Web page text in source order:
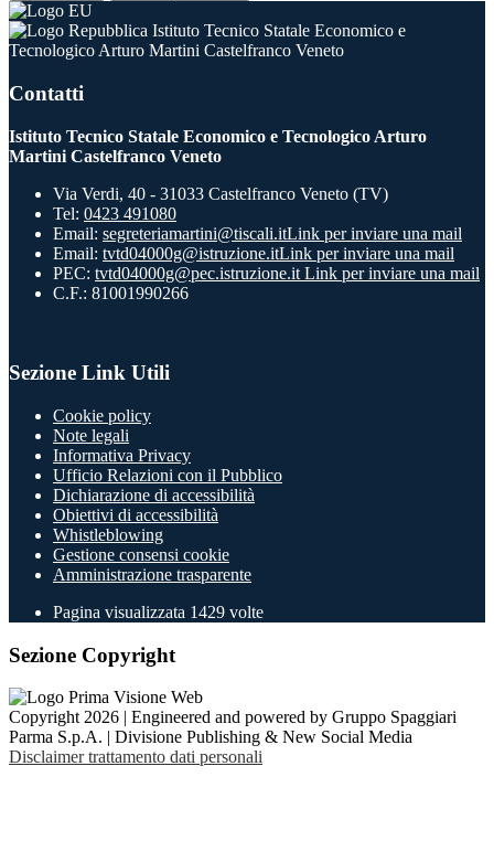
Istituto Tecnico Statale Economico e
Tecnologico Arturo Martini Castelfranco Veneto
Contatti
Istituto Tecnico Statale Economico e Tecnologico Arturo
Martini Castelfranco Veneto
Via Verdi, 40 - 31033 Castelfranco Veneto (TV)
Tel: 0423 491080
Email: segreteriamartini@tiscali.itLink per inviare una mail
Email: tvtd04000g@istruzione.itLink per inviare una mail
PEC: tvtd04000g@pec.istruzione.it Link per inviare una mail
C.F.: 81001990266
Sezione Link Utili
Cookie policy
Note legali
Informativa Privacy
Ufficio Relazioni con il Pubblico
Dichiarazione di accessibilità
Obiettivi di accessibilità
Whistleblowing
Gestione consensi cookie
Amministrazione trasparente
Pagina visualizzata 1429 volte
Sezione Copyright
Copyright 2026 | Engineered and powered by Gruppo Spaggiari
Parma S.p.A. | Divisione Publishing & New Social Media
Disclaimer trattamento dati personali